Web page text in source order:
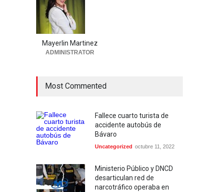
Mayerlin Martinez
ADMINISTRATOR
Most Commented
Fallece cuarto turista de
accidente autobús de
Bávaro
Uncategorized octubre 11, 2022
Ministerio Público y DNCD
desarticulan red de
narcotráfico operaba en